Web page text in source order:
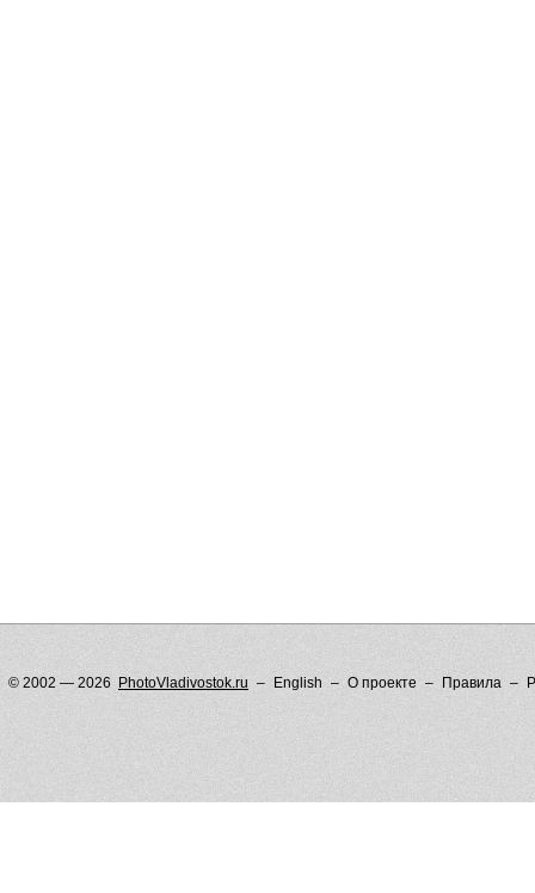
© 2002 — 2026 PhotoVladivostok.ru English О проекте Правила